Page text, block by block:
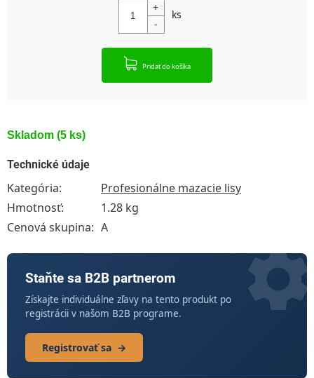
Skladom (5 ks)
Pridať do košíka
Technické údaje
Kategória:
Profesionálne mazacie lisy
Hmotnosť:
1.28 kg
Cenová skupina: A
Staňte sa B2B partnerom
Získajte individuálne zľavy na tento produkt po
registrácii v našom B2B programe.
Registrovať sa →